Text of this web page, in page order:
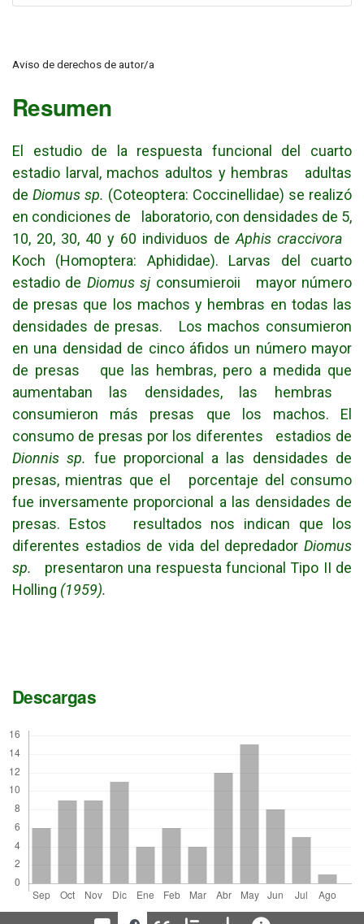
Aviso de derechos de autor/a
Resumen
El estudio de la respuesta funcional del cuarto
estadio larval, machos adultos y hembras adultas
de Diomus sp. (Coteoptera: Coccinellidae) se realizó
en condiciones de laboratorio, con densidades de 5,
10, 20, 30, 40 y 60 individuos deAphis craccivora
Koch (Homoptera: Aphididae). Larvas del cuarto
estadio de Diomus sj consumieroii mayor número
de presas que los machos y hembras en todas las
densidades de presas. Los machos consumieron
en una densidad de cinco áfidos un número mayor
de presas que las hembras, pero a medida que
aumentaban las densidades, las hembras
consumieron más presas que los machos. El
consumo de presas por los diferentes estadios de
Dionnis sp. fue proporcional a las densidades de
presas, mientras que el porcentaje del consumo
fue inversamente proporcional a las densidades de
presas. Estos resultados nos indican que los
diferentes estadios de vida del depredador Diomus
sp. presentaron una respuesta funcional Tipo II de
Holling (1959).
Descargas